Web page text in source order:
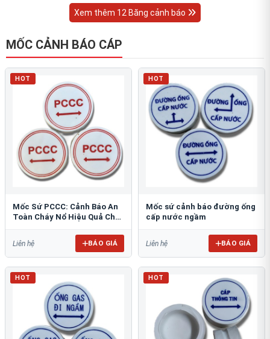
Xem thêm 12 Băng cảnh báo
MỐC CẢNH BÁO CÁP
HOT
Mốc Sứ PCCC: Cảnh Báo An
Toàn Cháy Nổ Hiệu Quả Cho
Liên hệ BÁO GIÁ
HOT
Mốc sứ cảnh báo đường ống
cấp nước ngầm
Liên hệ BÁO GIÁ
HOT HOT